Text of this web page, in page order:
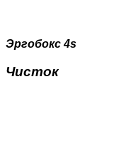
Эргобокс 4s
Чисток